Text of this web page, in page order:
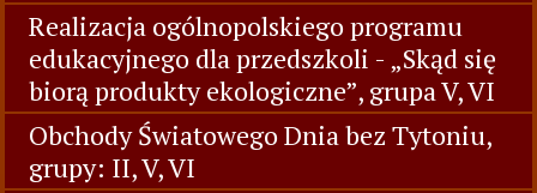
Realizacja ogólnopolskiego programu
edukacyjnego dla przedszkoli - „Skąd się
biorą produkty ekologiczne”, grupa V, VI
Obchody Światowego Dnia bez Tytoniu,
grupy: II, V, VI